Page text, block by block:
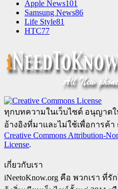
Apple News101
Samsung News86
Life Style81
HTC77
ทุกบทความในเว็บไซต์ อนุญาตใ
อ้างอิงที่มาและไม่ใช้เพื่อการ
Creative Commons Attribution-
License.
เกี่ยวกับเรา
iNeetoKnow.org คือ พวกเรา ที่